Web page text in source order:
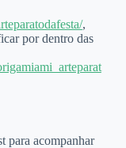
,
por dentro das
para acompanhar